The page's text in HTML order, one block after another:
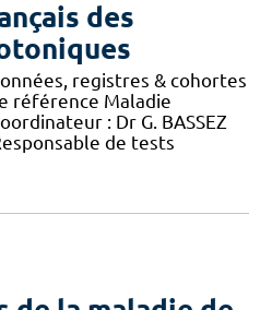
des
registres & cohortes
référence Maladie
: Dr G. BASSEZ
de tests